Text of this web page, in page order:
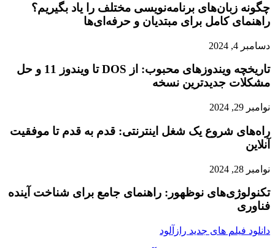
چگونه زبان‌های برنامه‌نویسی مختلف را یاد بگیریم؟
راهنمای کامل برای مبتدیان و حرفه‌ای‌ها
دسامبر 4, 2024
تاریخچه ویندوزهای محبوب: از DOS تا ویندوز 11 و حل
مشکلات جدیدترین نسخه
نوامبر 29, 2024
راه‌های شروع یک شغل اینترنتی: قدم به قدم تا موفقیت
آنلاین
نوامبر 28, 2024
تکنولوژی‌های نوظهور: راهنمای جامع برای شناخت آینده
فناوری
دانلود فیلم های جدید رازآلود